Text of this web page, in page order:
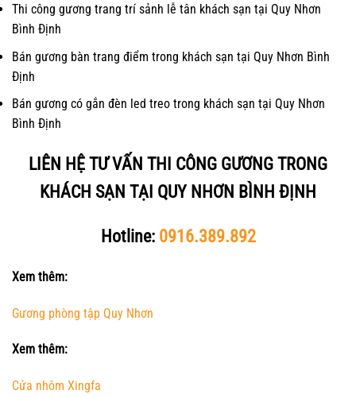
Thi công gương trang trí sảnh lễ tân khách sạn tại Quy Nhơn
Bình Định
Bán gương bàn trang điểm trong khách sạn tại Quy Nhơn Bình
Định
Bán gương có gắn đèn led treo trong khách sạn tại Quy Nhơn
Bình Định
LIÊN HỆ TƯ VẤN THI CÔNG GƯƠNG TRONG
KHÁCH SẠN TẠI QUY NHƠN BÌNH ĐỊNH
Hotline: 0916.389.892
Xem thêm:
Gương phòng tập Quy Nhơn
Xem thêm:
Cửa nhôm Xingfa